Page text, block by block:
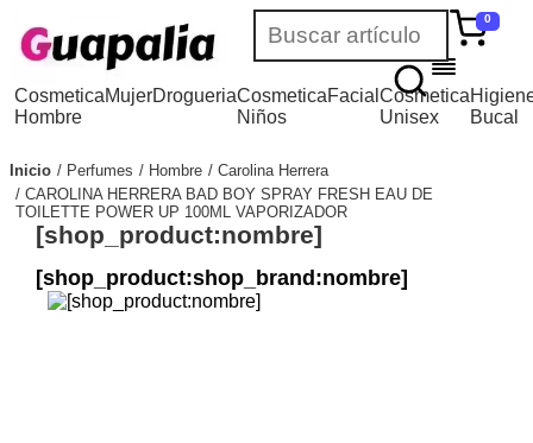
0
Cosmetica
Hombre
MujerDrogueriaCosmetica
Niños
FacialCosmetica
Unisex
Bucal
Inicio Perfumes Hombre
Carolina Herrera
CAROLINA HERRERA BAD BOY SPRAY FRESH EAU DE
TOILETTE POWER UP 100ML VAPORIZADOR
[shop_product:nombre]
[shop_product:shop_brand:nombre]